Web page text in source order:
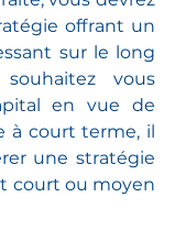
offrant un
sur le long
vous
en vue de
à court terme, il
une stratégie
court ou moyen